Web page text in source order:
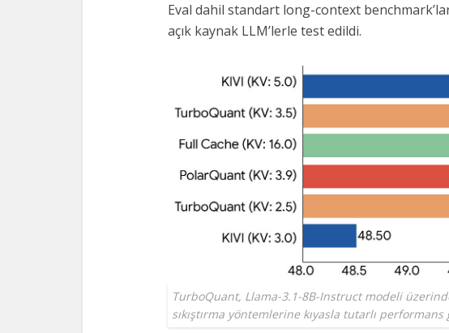
Eval dahil standart long-context
açık kaynak LLM’lerle test edildi.
TurboQuant, Llama-3.1-8B-Instruct modeli
sıkıştırma yöntemlerine kıyasla tutarlı performans